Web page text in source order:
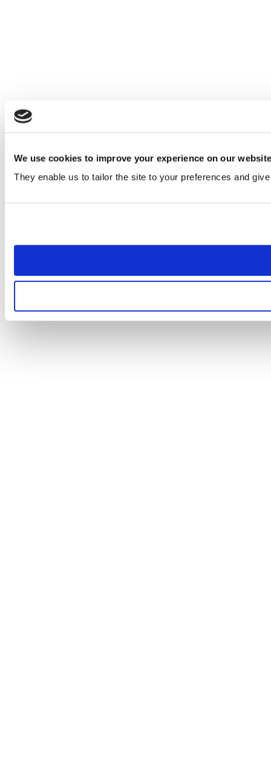
We use cookies to improve your experience on our website
They enable us to tailor the site to your preferences and